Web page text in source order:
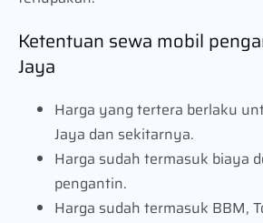
Ketentuan sewa mobil
Jaya
Harga yang tertera berlaku
Jaya dan sekitarnya.
Harga sudah termasuk biaya
pengantin.
Harga sudah termasuk BBM,